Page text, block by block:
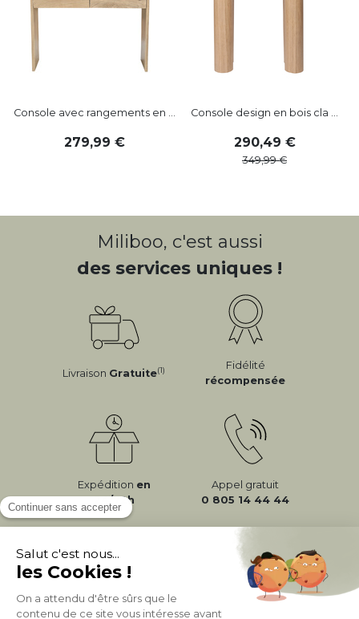
Console avec rangements en ...
279,99
Console design en bois cla ...
290,49
349,99
Miliboo, c'est aussi
des services uniques !
Livraison Gratuite(1)
Fidélité
récompensée
Expédition en
24/72h
Appel gratuit
0 805 14 44 44
À PROPOS DE MILIBOO